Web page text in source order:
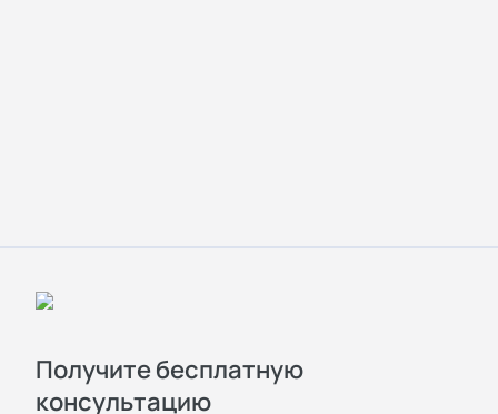
Получите бесплатную
консультацию